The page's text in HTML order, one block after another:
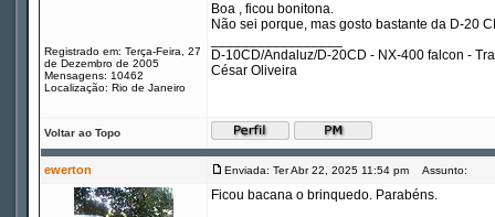
Registrado em: Terça-Feira, 27
de Dezembro de 2005
Mensagens: 10462
Localização: Rio de Janeiro
Boa , ficou bonitona.
Não sei porque, mas gosto bastante da D-20
D-10CD/Andaluz/D-20CD - NX-400 falcon -
César Oliveira
Voltar ao Topo
ewerton Enviada: Ter Abr 22, 2025 11:54 pm Assunto:
Ficou bacana o brinquedo. Parabéns.